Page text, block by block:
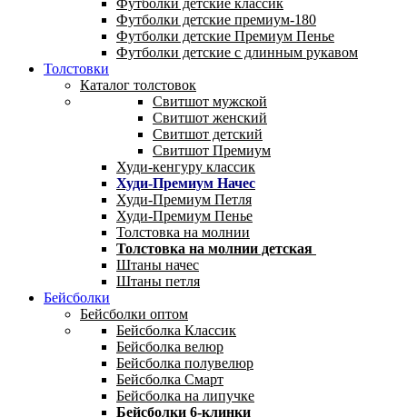
Футболки детские премиум-180
Футболки детские Премиум Пенье
Футболки детские с длинным рукавом
Толстовки
Каталог толстовок
Свитшот мужской
Свитшот женский
Свитшот детский
Свитшот Премиум
Худи-кенгуру классик
Худи-Премиум Начес
Худи-Премиум Петля
Худи-Премиум Пенье
Толстовка на молнии
Толстовка на молнии детская
Штаны начес
Штаны петля
Бейсболки
Бейсболки оптом
Бейсболка Классик
Бейсболка велюр
Бейсболка полувелюр
Бейсболка Смарт
Бейсболка на липучке
Бейсболки 6-клинки